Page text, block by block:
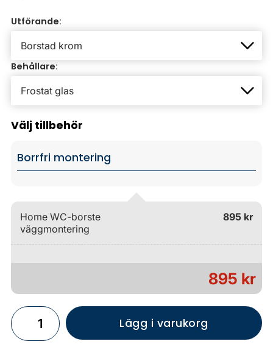
Utförande:
Behållare:
Välj tillbehör
Borrfri montering
Home WC-borste
väggmontering
895 kr
895 kr
Lägg i varukorg